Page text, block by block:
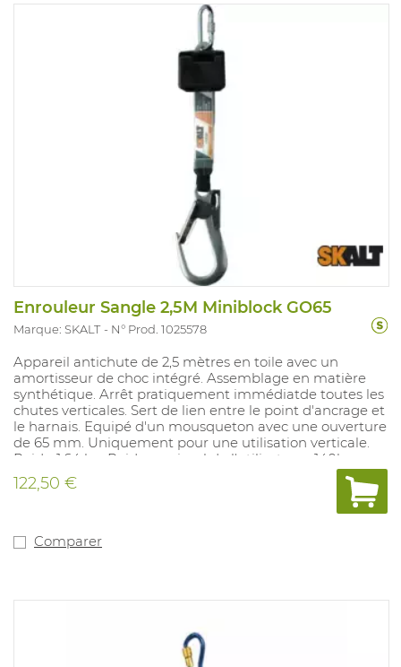
Enrouleur Sangle 2,5M Miniblock GO65
Marque: SKALT N° Prod. 1025578
Appareil antichute de 2,5 mètres en toile avec un
amortisseur de choc intégré. Assemblage en matière
synthétique. Arrêt pratiquement immédiatde toutes les
chutes verticales. Sert de lien entre le point d'ancrage et
le harnais. Equipé d'un mousqueton avec une ouverture
de 65 mm. Uniquement pour une utilisation verticale.
Poids: 1,64 kg. Poids maximal de l'utilisateur : 140kg
122,50 €
Comparer